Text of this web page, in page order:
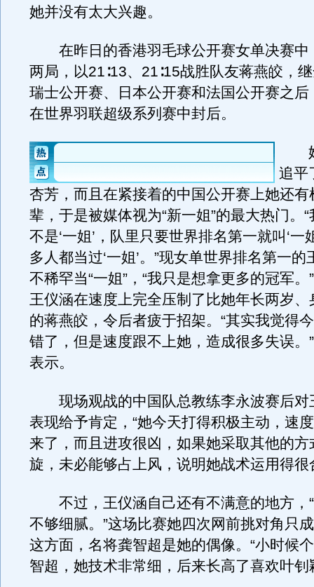
她并没有太大兴趣。
在昨日的香港羽毛球公开赛女单决赛中
两局，以21∶13、21∶15战胜队友蒋燕皎，
瑞士公开赛、日本公开赛和法国公开赛之后
在世界羽联超级系列赛中封后。
她
追平
杏芳，而且在紧接着的中国公开赛上她还有
辈，于是被媒体视为“新一姐”的最大热门。
不是‘一姐’，队里只要世界排名第一就叫‘一
多人都当过‘一姐’。”现女单世界排名第一的
不稀罕当“一姐”，“我只是想拿更多的冠军。
王仪涵在速度上完全压制了比她年长两岁、
的蒋燕皎，令后者疲于招架。“其实我觉得
错了，但是速度跟不上她，造成很多失误。
表示。
现场观战的中国队总教练李永波赛后对
表现给予肯定，“她今天打得积极主动，速
来了，而且进攻很凶，如果她采取其他的方
旋，未必能够占上风，说明她战术运用得很
不过，王仪涵自己还有不满意的地方，
不够细腻。”这场比赛她四次网前挑对角只
这方面，名将龚智超是她的偶像。“小时候
智超，她技术非常细，后来长高了喜欢叶钊